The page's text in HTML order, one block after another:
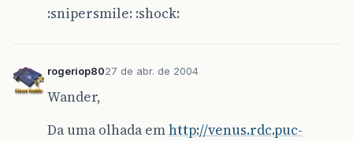
:snipersmile: :shock:
rogeriop8027 de abr. de 2004
Wander,
Da uma olhada emhttp://venus.rdc.puc-